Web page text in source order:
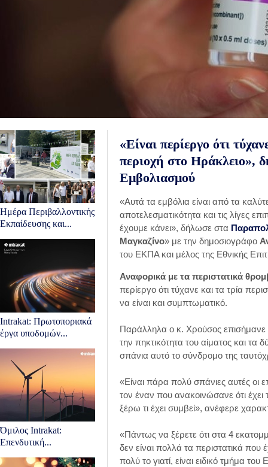
Ημέρα Περιβαλλοντικής
Εκπαίδευσης και...
Intrakat: Πρωτοποριακά
έργα υποδoμών...
Όμιλος Intrakat:
Επενδυτική...
«Είναι περίεργο ότι
περιοχή στο Ηράκλειο»,
Εμβολιασμού
«Αυτά τα εμβόλια είναι από τα
αποτελεσματικότητα και τις λίγες
έχουμε κάνει», δήλωσε στα
Μαγκαζίνο» με την δημοσιογράφο
του ΕΚΠΑ και μέλος της Εθνικής
Αναφορικά με τα περιστατικά
περίεργο ότι τύχανε και τα τρία
να είναι και συμπτωματικό.
Παράλληλα ο κ. Χρούσος επισήμανε
την πηκτικότητα του αίματος και
σπάνια αυτό το σύνδρομο της
«Είναι πάρα πολύ σπάνιες αυτές οι
τον έναν που ανακοινώσανε ότι
ξέρω τι έχει συμβεί», ανέφερε
«Πάντως να ξέρετε ότι στα 4
δεν είναι πολλά τα περιστατικά που
πολύ το γιατί, είναι ειδικό τμήμα